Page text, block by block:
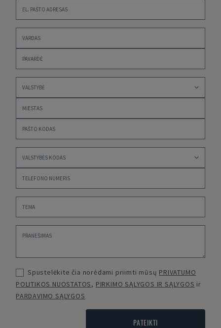
Spustelėkite čia norėdami priimti mūsų PRIVATUMO
POLITIKOS NUOSTATOS, PIRKIMO SĄLYGOS IR SĄLYGOS ir
PARDAVIMO SĄLYGOS
PATEIKTI